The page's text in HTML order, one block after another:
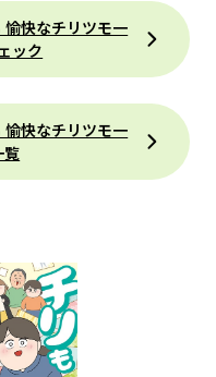
快なチリツモ一
ック
快なチリツモ一
覧